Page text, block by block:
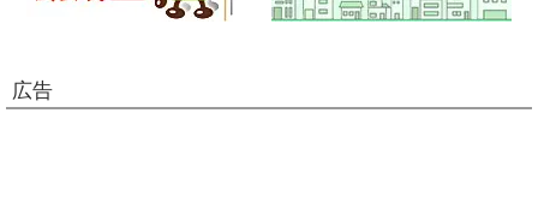
広告